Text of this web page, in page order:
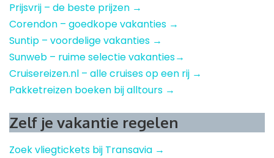
Prijsvrij – de beste prijzen →
Corendon – goedkope vakanties →
Suntip – voordelige vakanties →
Sunweb – ruime selectie vakanties→
Cruisereizen.nl – alle cruises op een rij →
Pakketreizen boeken bij alltours →
Zelf je vakantie regelen
Zoek vliegtickets bij Transavia →